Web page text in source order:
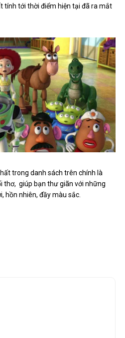
tính tới thời điểm hiện tại đã ra mắt
trong danh sách trên chính là
thơ, giúp bạn thư giãn với những
hồn nhiên, đầy màu sắc.